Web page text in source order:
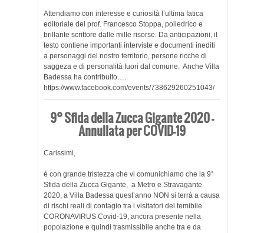
Attendiamo con interesse e curiosità l’ultima fatica
editoriale del prof. Francesco Stoppa, poliedrico e
brillante scrittore dalle mille risorse. Da anticipazioni, il
testo contiene importanti interviste e documenti inediti
a personaggi del nostro territorio, persone ricche di
saggeza e di personalità fuori dal comune. Anche Villa
Badessa ha contribuito….
https://www.facebook.com/events/738629260251043/
9° Sfida della Zucca Gigante 2020 –
Annullata per COVID-19
Carissimi,
è con grande tristezza che vi comunichiamo che la 9°
Sfida della Zucca Gigante, a Metro e Stravagante
2020, a Villa Badessa quest’anno NON si terrà a causa
di rischi reali di contagio tra i visitatori del temibile
CORONAVIRUS Covid-19, ancora presente nella
popolazione e quindi trasmissibile anche tra e da